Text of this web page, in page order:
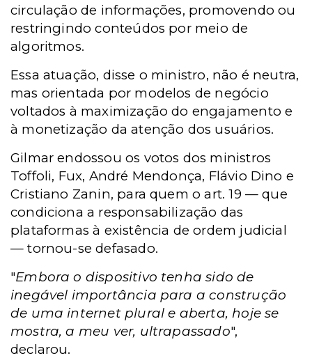
circulação de informações, promovendo ou
restringindo conteúdos por meio de
algoritmos.
Essa atuação, disse o ministro, não é neutra,
mas orientada por modelos de negócio
voltados à maximização do engajamento e
à monetização da atenção dos usuários.
Gilmar endossou os votos dos ministros
Toffoli, Fux, André Mendonça, Flávio Dino e
Cristiano Zanin, para quem o art. 19 — que
condiciona a responsabilização das
plataformas à existência de ordem judicial
— tornou-se defasado.
"Embora o dispositivo tenha sido de
inegável importância para a construção
de uma internet plural e aberta, hoje se
mostra, a meu ver, ultrapassado",
declarou.